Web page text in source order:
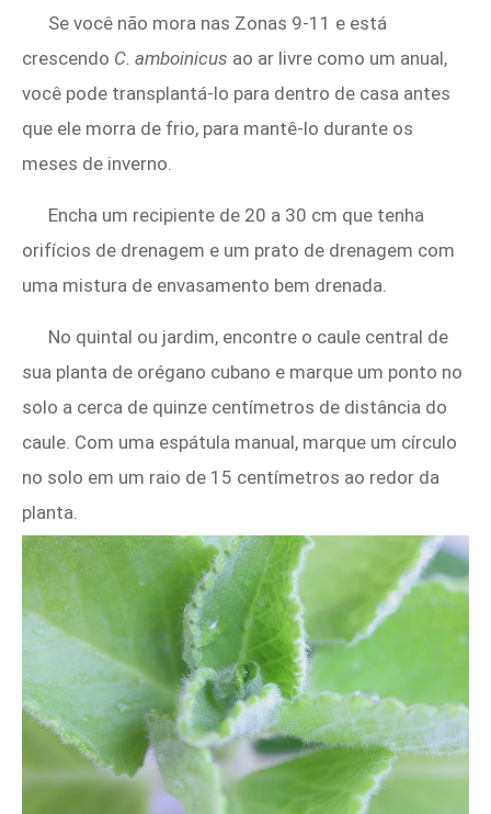
Se você não mora nas Zonas 9-11 e está
crescendo C. amboinicus ao ar livre como um anual,
você pode transplantá-lo para dentro de casa antes
que ele morra de frio, para mantê-lo durante os
meses de inverno.
Encha um recipiente de 20 a 30 cm que tenha
orifícios de drenagem e um prato de drenagem com
uma mistura de envasamento bem drenada.
No quintal ou jardim, encontre o caule central de
sua planta de orégano cubano e marque um ponto no
solo a cerca de quinze centímetros de distância do
caule. Com uma espátula manual, marque um círculo
no solo em um raio de 15 centímetros ao redor da
planta.